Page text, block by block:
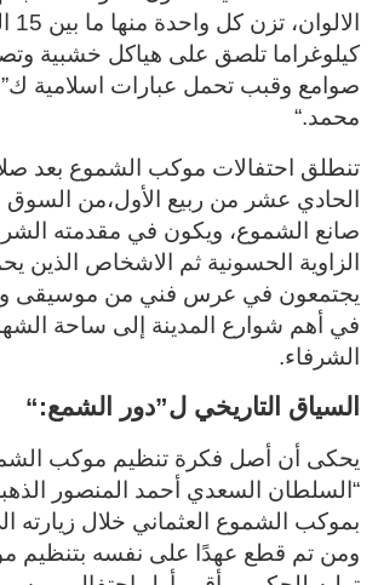
كيلوغراما تلصق على هياكل خشبية
صوامع وقبب تحمل عبارات اسلامية
محمد“.
تنطلق احتفالات موكب الشموع بعد
الحادي عشر من ربيع الأول،من السوق
صانع الشموع، ويكون في مقدمته
الزاوية الحسونية ثم الاشخاص الذين
يجتمعون في عرس فني من موسيقى
في أهم شوارع المدينة إلى ساحة
الشرفاء.
السياق التاريخي ل”دور الشمع“:
يحكى أن أصل فكرة تنظيم موكب
“السلطان السعدي أحمد المنصور
بموكب الشموع العثماني خلال زيارته
ومن تم قطع عهدًا على نفسه بتنظيم